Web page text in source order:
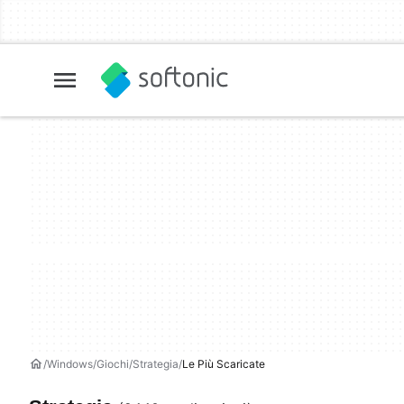
Windows Giochi Strategia Le Più Scaricate